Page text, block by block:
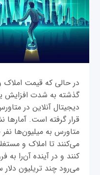
در حالی که قیمت
گذشته به شدت افزایش
دیجیتال آنلاین در
قرار گرفته است.
متاورس به میلیون‌ها
می‌کنند تا املاک و
کنند و در آینده آن‌را به
می‌رود چند تریلیون